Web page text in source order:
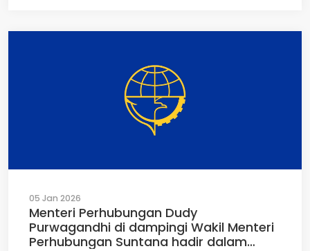
05 Jan 2026
Menteri Perhubungan Dudy
Purwagandhi di dampingi Wakil Menteri
Perhubungan Suntana hadir dalam